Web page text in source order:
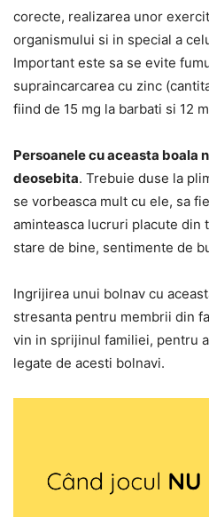
corecte, realizarea unor
organismului si in special a
Important este sa se evite
supraincarcarea cu zinc
fiind de 15 mg la barbati si 12
Persoanele cu aceasta boala
deosebita. Trebuie duse la
se vorbeasca mult cu ele, sa
aminteasca lucruri placute din
stare de bine, sentimente de
Ingrijirea unui bolnav cu
stresanta pentru membrii din
vin in sprijinul familiei, pentru
legate de acesti bolnavi.